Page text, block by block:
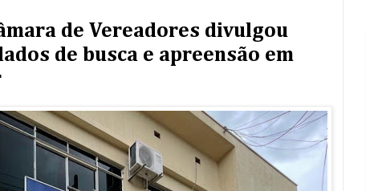
de Vereadores divulgou
de busca e apreensão em